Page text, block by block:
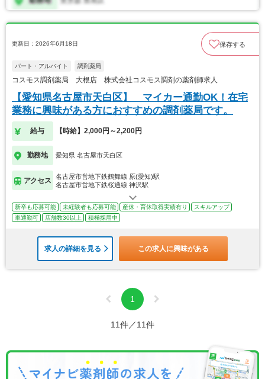
更新日：2026年6月18日 保存する
パート・アルバイト 調剤薬局
コスモス調剤薬局 大根店 株式会社コスモス調剤の薬剤師求人
【愛知県名古屋市天白区】 マイカー通勤OK！在宅
業務に興味がある方におすすめの調剤薬局です。
給与 【時給】2,000円～2,200円
勤務地 愛知県 名古屋市天白区
アクセス
名古屋市営地下鉄鶴舞線 原(愛知)駅
名古屋市営地下鉄桜通線 神沢駅
新卒も応募可能 未経験者も応募可能 産休・育休取得実績有り
スキルアップ
車通勤可
店舗数30以上 積極採用中
求人の詳細を見る この求人に興味がある
1
11件／11件